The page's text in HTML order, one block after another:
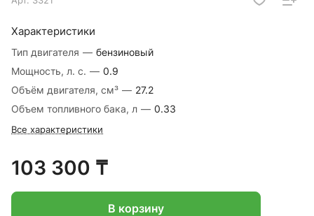
Характеристики
Тип двигателя — бензиновый
Мощность, л. с. — 0.9
Объём двигателя, см³ — 27.2
Объем топливного бака, л — 0.33
Все характеристики
103 300 ₸
В корзину